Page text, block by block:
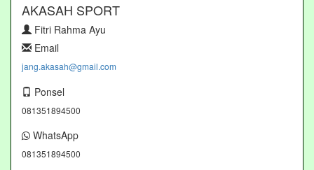
AKASAH SPORT
Fitri Rahma Ayu
Email
jang.akasah@gmail.com
Ponsel
081351894500
WhatsApp
081351894500